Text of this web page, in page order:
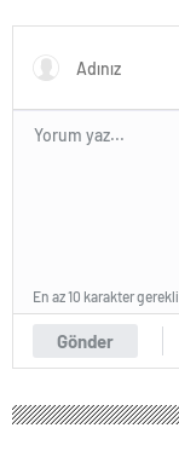
Gönder
En az 10 karakter gerekli